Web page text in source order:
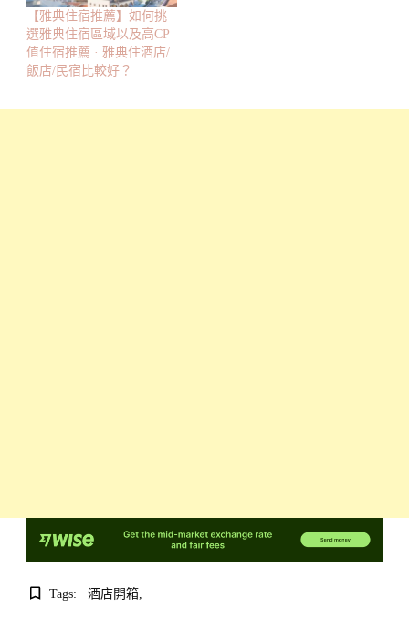
【雅典住宿推薦】如何挑
選雅典住宿區域以及高CP
值住宿推薦 · 雅典住酒店/
飯店/民宿比較好？
Tags: 酒店開箱